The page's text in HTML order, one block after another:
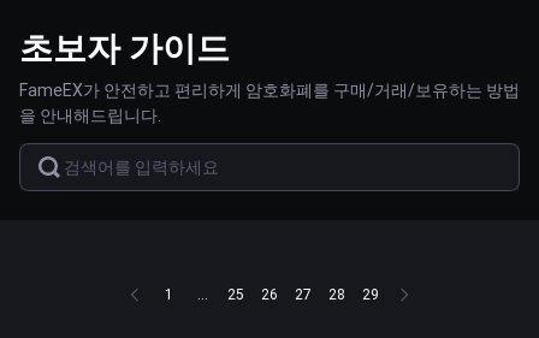
초보자 가이드
FameEX가 안전하고 편리하게 암호화폐를 구매/거래/보유하는 방법
을 안내해드립니다.
1 ... 25 26 27 28 29